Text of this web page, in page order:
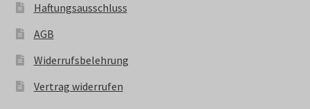
Haftungsausschluss
AGB
Widerrufsbelehrung
Vertrag widerrufen